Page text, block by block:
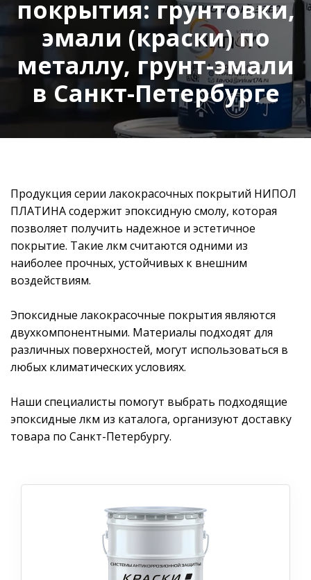
покрытия: грунтовки,
эмали (краски) по
металлу, грунт-эмали
в Санкт-Петербурге
Продукция серии лакокрасочных покрытий НИПОЛ
ПЛАТИНА содержит эпоксидную смолу, которая
позволяет получить надежное и эстетичное
покрытие. Такие лкм считаются одними из
наиболее прочных, устойчивых к внешним
воздействиям.
Эпоксидные лакокрасочные покрытия являются
двухкомпонентными. Материалы подходят для
различных поверхностей, могут использоваться в
любых климатических условиях.
Наши специалисты помогут выбрать подходящие
эпоксидные лкм из каталога, организуют доставку
товара по Санкт-Петербургу.